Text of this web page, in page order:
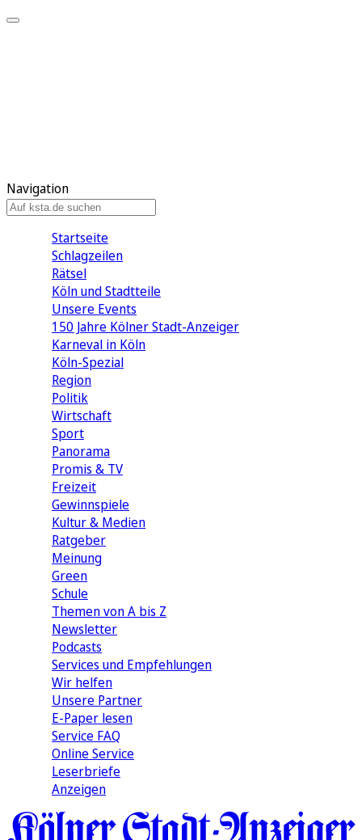
Navigation
Startseite
Schlagzeilen
Rätsel
Köln und Stadtteile
Unsere Events
150 Jahre Kölner Stadt-Anzeiger
Karneval in Köln
Köln-Spezial
Region
Politik
Wirtschaft
Sport
Panorama
Promis & TV
Freizeit
Gewinnspiele
Kultur & Medien
Ratgeber
Meinung
Green
Schule
Themen von A bis Z
Newsletter
Podcasts
Services und Empfehlungen
Wir helfen
Unsere Partner
E-Paper lesen
Service FAQ
Online Service
Leserbriefe
Anzeigen